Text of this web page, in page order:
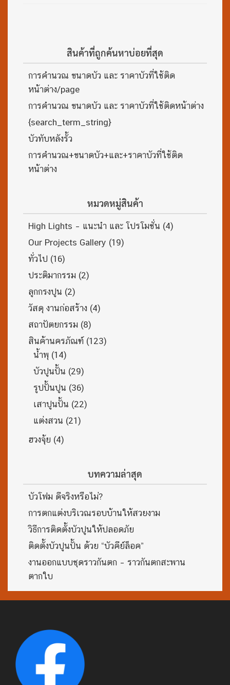
สินค้าที่ถูกค้นหาบ่อยที่สุด
การคำนวณ ขนาดบัว และ ราคาบัวที่ใช้ติด
หน้าต่าง/page
การคำนวณ ขนาดบัว และ ราคาบัวที่ใช้ติดหน้าต่าง
{search_term_string}
บัวทับหลังรั้ว
การคำนวณ+ขนาดบัว+และ+ราคาบัวที่ใช้ติด
หน้าต่าง
หมวดหมู่สินค้า
High Lights – แนะนำ และ โปรโมชั่น (4)
Our Projects Gallery (19)
ทั่วไป (16)
ประติมากรรม (2)
ลูกกรงปูน (2)
วัสดุ งานก่อสร้าง (4)
สถาปัตยกรรม (8)
สินค้านครภัณฑ์ (123)
น้ำพุ (14)
บัวปูนปั้น (29)
รูปปั้นปูน (36)
เสาปูนปั้น (22)
แต่งสวน (21)
ฮวงจุ้ย (4)
บทความล่าสุด
บัวโฟม ดีจริงหรือไม่?
การตกแต่งบริเวณรอบบ้านให้สวยงาม
วิธีการติดตั้งบัวปูนให้ปลอดภัย
ติดตั้งบัวปูนปั้น ด้วย “บัวคีย์ล็อค”
งานออกแบบชุดราวกันตก – ราวกันตกสะพาน
ตากใบ